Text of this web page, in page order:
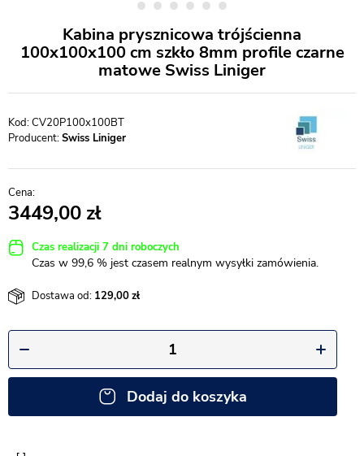
Kabina prysznicowa trójścienna
100x100x100 cm szkło 8mm profile czarne
matowe Swiss Liniger
CV20P100x100BT
Producent:Swiss Liniger
3449,00
Czas realizacji 7 dni roboczych
Czas w 99,6 % jest czasem realnym wysyłki zamówienia.
Dostawa od: 129,00
Dodaj do koszyka